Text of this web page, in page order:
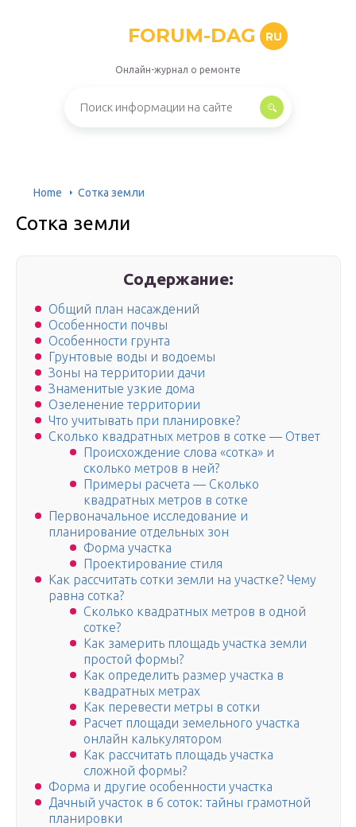
FORUM-DAG RU
Онлайн-журнал о ремонте
Home Сотка земли
Сотка земли
Содержание:
Общий план насаждений
Особенности почвы
Особенности грунта
Грунтовые воды и водоемы
Зоны на территории дачи
Знаменитые узкие дома
Озеленение территории
Что учитывать при планировке?
Сколько квадратных метров в сотке — Ответ
Происхождение слова «сотка» и
сколько метров в ней?
Примеры расчета — Сколько
квадратных метров в сотке
Первоначальное исследование и
планирование отдельных зон
Форма участка
Проектирование стиля
Как рассчитать сотки земли на участке? Чему
равна сотка?
Сколько квадратных метров в одной
сотке?
Как замерить площадь участка земли
простой формы?
Как определить размер участка в
квадратных метрах
Как перевести метры в сотки
Расчет площади земельного участка
онлайн калькулятором
Как рассчитать площадь участка
сложной формы?
Форма и другие особенности участка
Дачный участок в 6 соток: тайны грамотной
планировки